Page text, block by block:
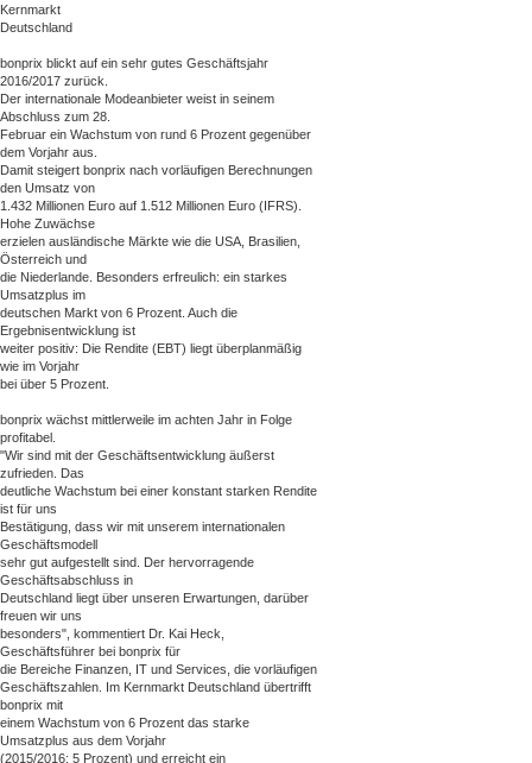
Kernmarkt
Deutschland
bonprix blickt auf ein sehr gutes Geschäftsjahr
2016/2017 zurück.
Der internationale Modeanbieter weist in seinem
Abschluss zum 28.
Februar ein Wachstum von rund 6 Prozent gegenüber
dem Vorjahr aus.
Damit steigert bonprix nach vorläufigen Berechnungen
den Umsatz von
1.432 Millionen Euro auf 1.512 Millionen Euro (IFRS).
Hohe Zuwächse
erzielen ausländische Märkte wie die USA, Brasilien,
Österreich und
die Niederlande. Besonders erfreulich: ein starkes
Umsatzplus im
deutschen Markt von 6 Prozent. Auch die
Ergebnisentwicklung ist
weiter positiv: Die Rendite (EBT) liegt überplanmäßig
wie im Vorjahr
bei über 5 Prozent.
bonprix wächst mittlerweile im achten Jahr in Folge
profitabel.
"Wir sind mit der Geschäftsentwicklung äußerst
zufrieden. Das
deutliche Wachstum bei einer konstant starken Rendite
ist für uns
Bestätigung, dass wir mit unserem internationalen
Geschäftsmodell
sehr gut aufgestellt sind. Der hervorragende
Geschäftsabschluss in
Deutschland liegt über unseren Erwartungen, darüber
freuen wir uns
besonders", kommentiert Dr. Kai Heck,
Geschäftsführer bei bonprix für
die Bereiche Finanzen, IT und Services, die vorläufigen
Geschäftszahlen. Im Kernmarkt Deutschland übertrifft
bonprix mit
einem Wachstum von 6 Prozent das starke
Umsatzplus aus dem Vorjahr
(2015/2016: 5 Prozent) und erreicht ein